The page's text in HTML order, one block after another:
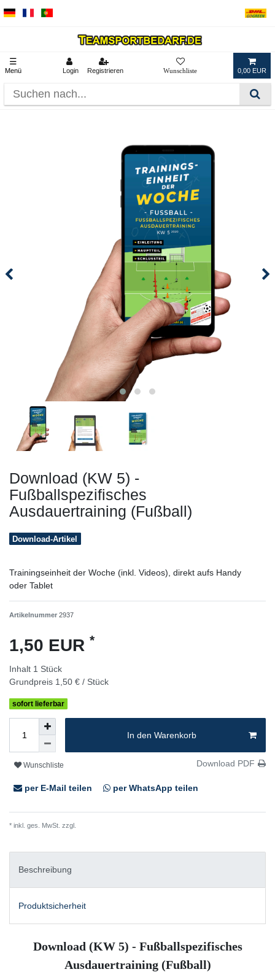
☰
Menü Login Registrieren 0,00 EUR
Download (KW 5) -
Fußballspezifisches
Ausdauertraining (Fußball)
Download-Artikel
Trainingseinheit der Woche (inkl. Videos), direkt aufs Handy
oder Tablet
Artikelnummer 2937
1,50 EUR *
Inhalt 1 Stück
Grundpreis 1,50 € / Stück
sofort lieferbar
In den Warenkorb
Wunschliste Download PDF
per E-Mail teilen per WhatsApp teilen
* inkl. ges. MwSt. zzgl.
Beschreibung
Produktsicherheit
Download (KW 5) - Fußballspezifisches
Ausdauertraining (Fußball)